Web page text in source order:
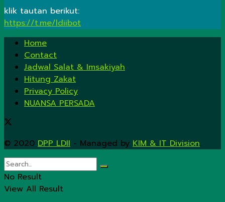
klik tautan berikut:
https://t.me/ldiibot
Home
Contact
Jadwal Salat & Imsakiyah
Hitung Zakat
Privacy Policy
NUANSA PERSADA
© 2020 DPP LDII - Managed by KIM & IT Division.
No Result
View All Result